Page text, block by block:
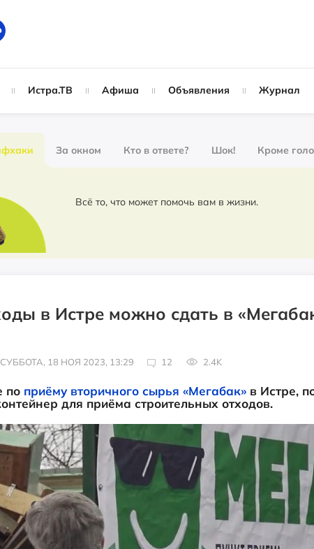
Истра.ТВ Афиша Объявления Журнал
За окном Кто в ответе? Шок! Кроме
Всё то, что может помочь вам в жизни.
в Истре можно сдать в
СУББОТА, 18 НОЯ 2023, 13:29 12 2.4K
по приёму вторичного сырья «Мегабак» в Истре,
для приёма строительных отходов.